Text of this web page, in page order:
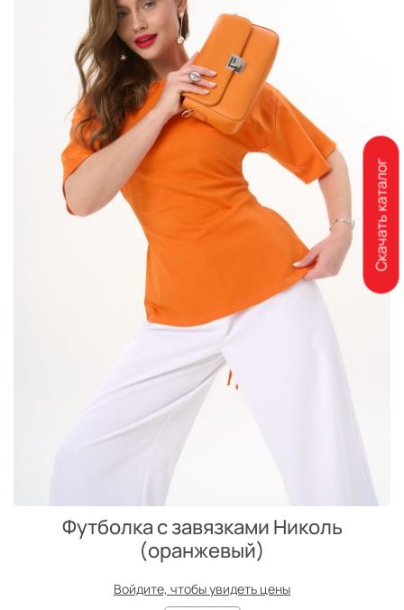
Футболка с завязками Николь
(оранжевый)
Войдите, чтобы увидеть цены
Скачать каталог